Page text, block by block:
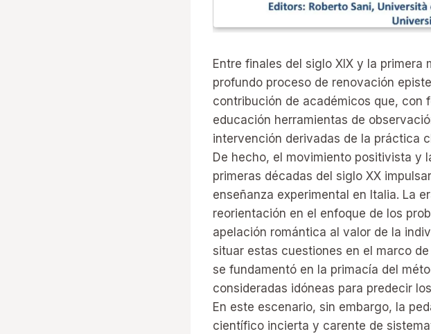
Entre finales del siglo XIX y la
profundo proceso de renovación
contribución de académicos que, con
educación herramientas de
intervención derivadas de la práctica
De hecho, el movimiento positivista y
primeras décadas del siglo XX
enseñanza experimental en Italia. La
reorientación en el enfoque de los
apelación romántica al valor de la
situar estas cuestiones en el marco
se fundamentó en la primacía del
consideradas idóneas para predecir
En este escenario, sin embargo, la
científico incierta y carente de